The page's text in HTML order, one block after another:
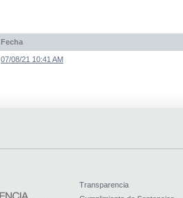
Fecha
07/08/21 10:41 AM
Transparencia